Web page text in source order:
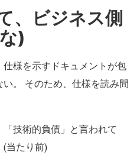
、ビジネス側
)
様を示すドキュメントが包
。 そのため、仕様を読み間
技術的負債」と言われて
(当たり前)